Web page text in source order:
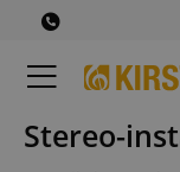
Stereo-